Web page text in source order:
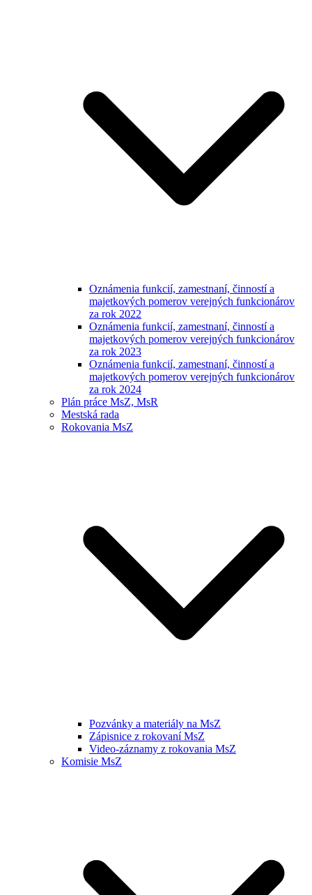
Oznámenia funkcií, zamestnaní, činností a
majetkových pomerov verejných funkcionárov
za rok 2022
Oznámenia funkcií, zamestnaní, činností a
majetkových pomerov verejných funkcionárov
za rok 2023
Oznámenia funkcií, zamestnaní, činností a
majetkových pomerov verejných funkcionárov
za rok 2024
Plán práce MsZ, MsR
Mestská rada
Rokovania MsZ
Pozvánky a materiály na MsZ
Zápisnice z rokovaní MsZ
Video-záznamy z rokovania MsZ
Komisie MsZ